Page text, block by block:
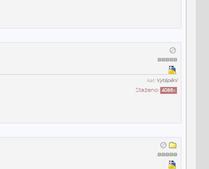
kat: Vytápění
Staženo: 4086x